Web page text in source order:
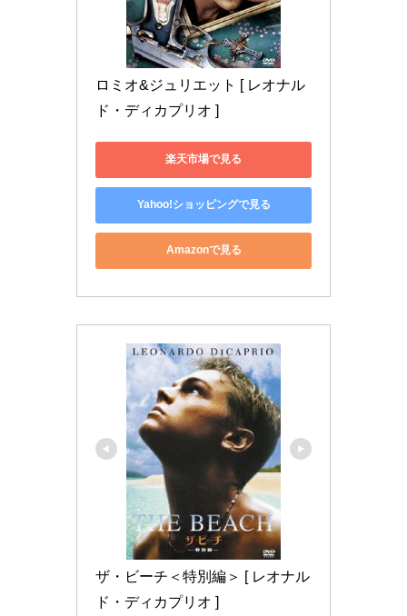
ロミオ&ジュリエット [ レオナル
ド・ディカプリオ ]
楽天市場で見る
Yahoo!ショッピングで見る
Amazonで見る
ザ・ビーチ＜特別編＞ [ レオナル
ド・ディカプリオ ]